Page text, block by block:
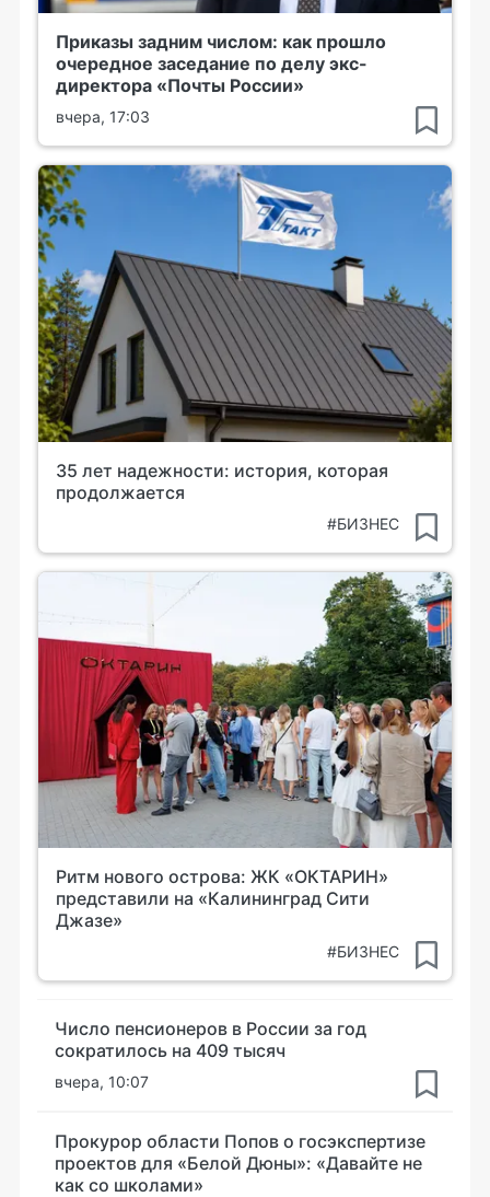
Приказы задним числом: как прошло
очередное заседание по делу экс-
директора «Почты России»
вчера, 17:03
35 лет надежности: история, которая
продолжается
#БИЗНЕС
Ритм нового острова: ЖК «ОКТАРИН»
представили на «Калининград Сити
Джазе»
#БИЗНЕС
Число пенсионеров в России за год
сократилось на 409 тысяч
вчера, 10:07
Прокурор области Попов о госэкспертизе
проектов для «Белой Дюны»: «Давайте не
как со школами»